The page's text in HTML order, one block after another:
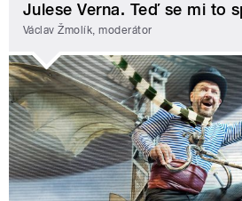
Julese Verna. Teď se mi to
Václav Žmolík, moderátor